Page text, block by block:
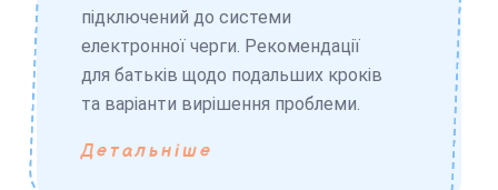
підключений до системи
електронної черги. Рекомендації
для батьків щодо подальших кроків
та варіанти вирішення проблеми.
Детальніше